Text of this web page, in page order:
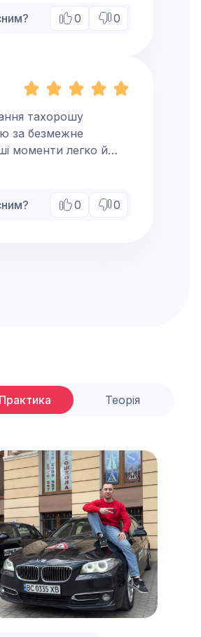
0 0
тахорошу
моменти легко й
стресу, але
в своїх учнів!
0 0
Практика Теорія